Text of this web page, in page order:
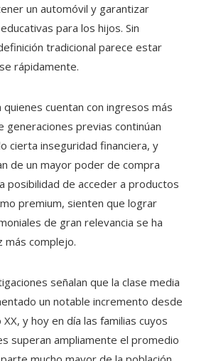
un automóvil y garantizar
para los hijos. Sin
tradicional parece estar
rápidamente.
quienes cuentan con ingresos más
generaciones previas continúan
cierta inseguridad financiera, y
de un mayor poder de compra
posibilidad de acceder a productos
premium, sienten que lograr
de gran relevancia se ha
más complejo.
señalan que la clase media
un notable incremento desde
y hoy en día las familias cuyos
superan ampliamente el promedio